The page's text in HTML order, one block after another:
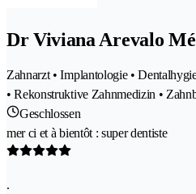
Dr Viviana Arevalo
Zahnarzt • Implantologie •
• Rekonstruktive Zahnmedizin •
Geschlossen
mer ci et à bientôt : super dentiste
.